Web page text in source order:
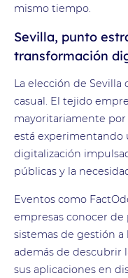
mismo tiempo.
Sevilla, punto
transformación
La elección de
casual. El tejido
mayoritariamente por
está experimentando
digitalización
públicas y la
Eventos como
empresas conocer
sistemas de gestión a
además de descubrir
sus aplicaciones en